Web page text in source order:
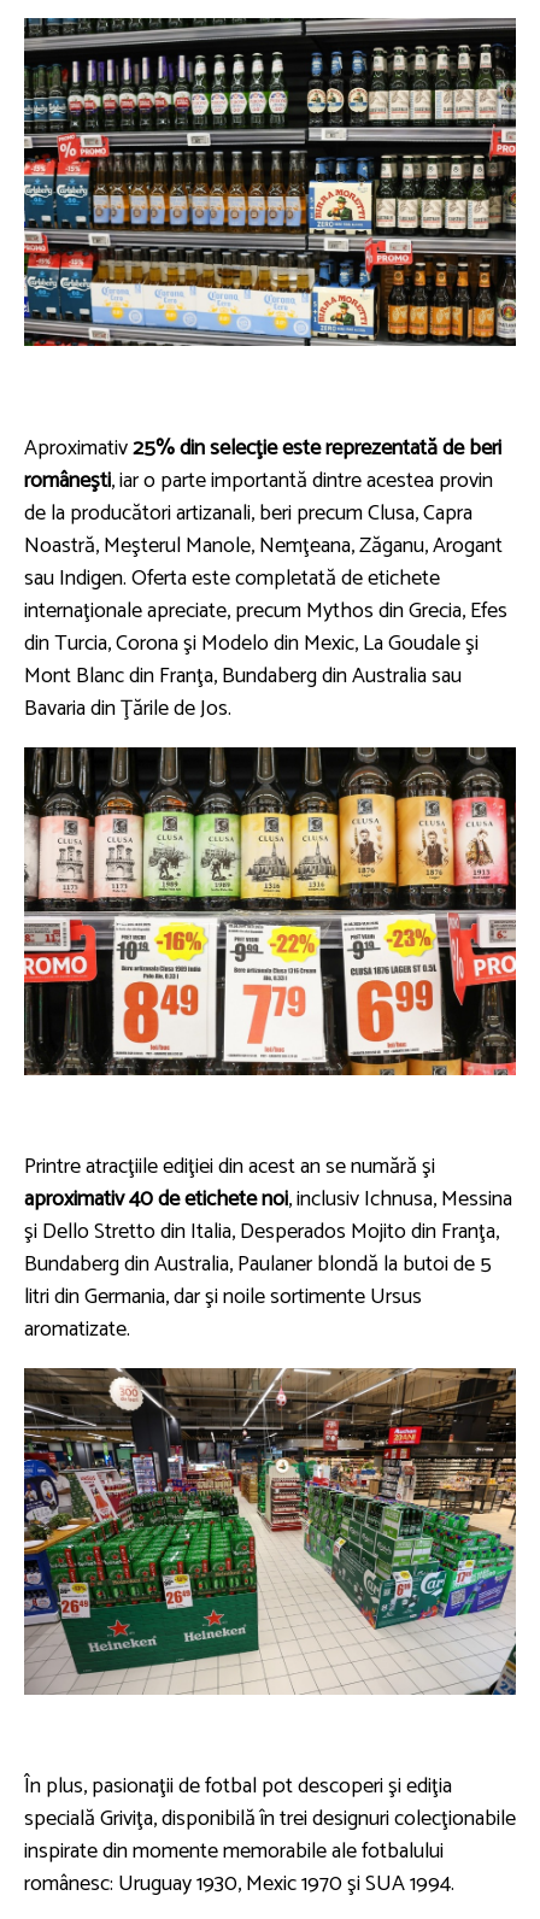
Aproximativ25% din selecţie este reprezentată de beri
româneşti, iar o parte importantă dintre acestea provin
de la producători artizanali, beri precum Clusa, Capra
Noastră, Meşterul Manole, Nemţeana, Zăganu, Arogant
sau Indigen. Oferta este completată de etichete
internaţionale apreciate, precum Mythos din Grecia, Efes
din Turcia, Corona şi Modelo din Mexic, La Goudale şi
Mont Blanc din Franţa, Bundaberg din Australia sau
Bavaria din Ţările de Jos.
Printre atracţiile ediţiei din acest an se numără şi
aproximativ 40 de etichete noi, inclusiv Ichnusa, Messina
şi Dello Stretto din Italia, Desperados Mojito din Franţa,
Bundaberg din Australia, Paulaner blondă la butoi de 5
litri din Germania, dar şi noile sortimente Ursus
aromatizate.
În plus, pasionaţii de fotbal pot descoperi şi ediţia
specială Griviţa, disponibilă în trei designuri colecţionabile
inspirate din momente memorabile ale fotbalului
românesc: Uruguay 1930, Mexic 1970 şi SUA 1994.